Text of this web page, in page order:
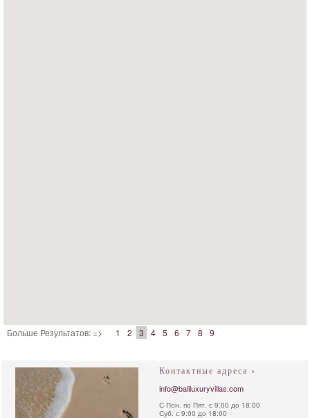
Больше Результатов: => 1 2 3 4 5 6 7 8 9
Контактные адреса »
info@baliluxuryvillas.com
С Пон. по Пят. с 9:00 до 18:00
Суб. с 9:00 до 18:00